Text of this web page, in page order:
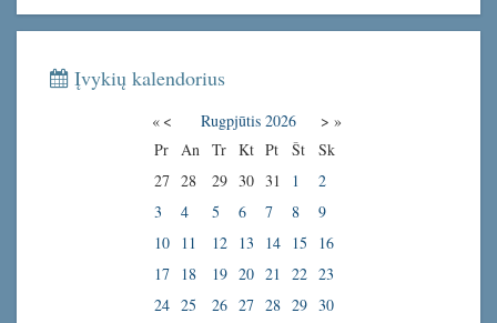
Įvykių kalendorius
« < Rugpjūtis 2026 > »
Pr
An Tr Kt Pt Št
Sk
27 28 29 30 31 1
2
3
4 5 6 7 8
9
10
11 12 13 14 15
16
17
18 19 20 21 22 23
24 25 26 27 28 29
30